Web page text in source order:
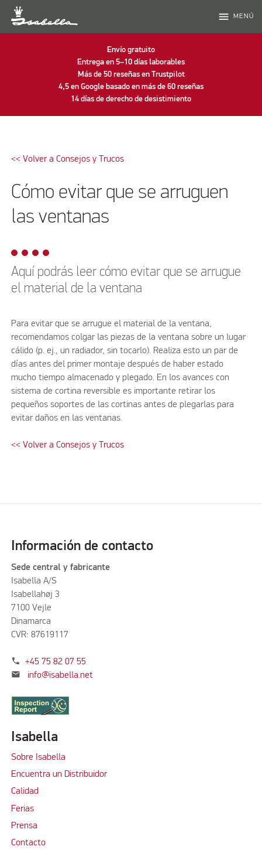
menu MENÚ
Envío gratuito
Entrega en 5–10 días laborables
Más de 50 reseñas en Trustpilot
4,5 en Google basado en más de 60 reseñas
14 días de derecho de desistimiento
<< Volver a Consejos y Trucos
Cómo evitar que se arruguen
las ventanas
Aquí podrás leer cómo evitar que se arrugue
el material de la ventana
Para evitar que se arrugue el material de la ventana,
recomendamos colgar las piezas de la ventana sobre un lugar
cálido (p. ej., un radiador, sin tocarlo). Realiza esto un par de
días antes del primer montaje después de haber estado
mucho tiempo almacenado y plegado. En los avances con
sistema de cortina reversible es importante retirar los
pequeños soportes de las cortinas antes de plegarlas para
evitar daños en las ventanas.
<< Volver a Consejos y Trucos
Información de contacto
Sede central y fabricante
Isabella A/S
Isabellahøj 3
7100 Vejle
Dinamarca
CVR: 87619117
phone +45 75 82 07 55
mail info@isabella.net
Isabella
Sobre Isabella
Encuentra un Distribuidor
Calidad
Ferias
Prensa
Contacto